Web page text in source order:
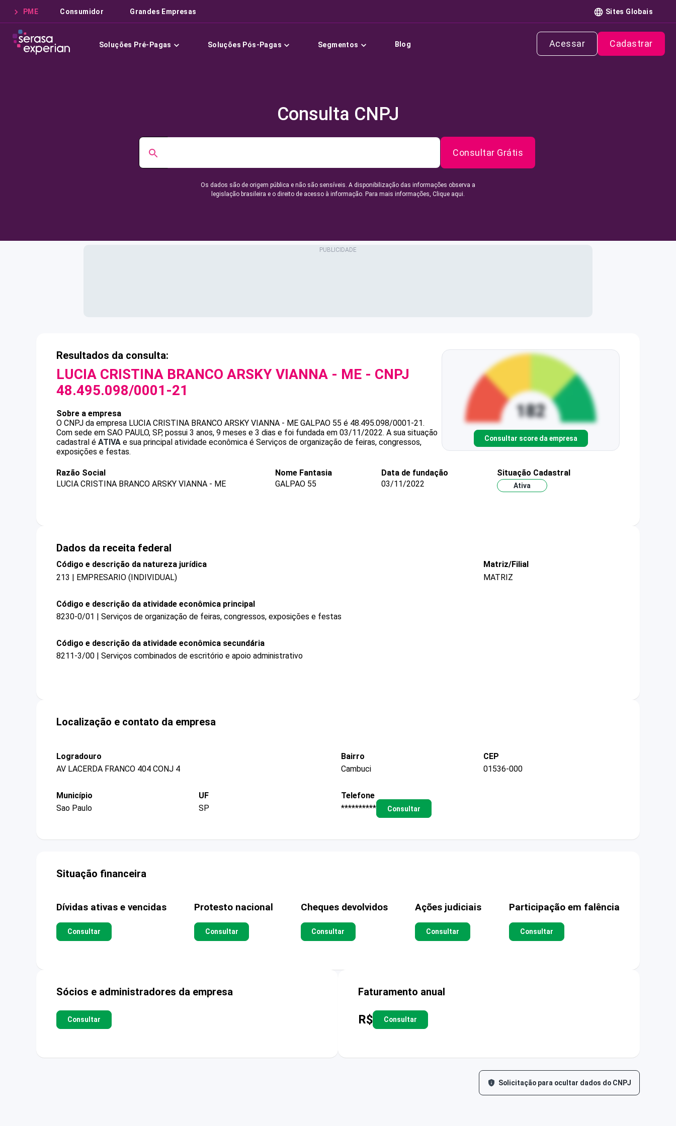
PME Consumidor Grandes Empresas Sites Globais
Soluções Pré-Pagas Soluções Pós-Pagas Segmentos Blog Acessar Cadastrar
Consulta CNPJ
Consultar Grátis
Os dados são de origem pública e não são sensíveis. A disponibilização das informações observa a
legislação brasileira e o direito de acesso à informação. Para mais informações, Clique aqui.
Resultados da consulta:
LUCIA CRISTINA BRANCO ARSKY VIANNA - ME - CNPJ
48.495.098/0001-21
Sobre a empresa
O CNPJ da empresa LUCIA CRISTINA BRANCO ARSKY VIANNA - ME GALPAO 55 é 48.495.098/0001-21.
Com sede em SAO PAULO, SP, possui 3 anos, 9 meses e 3 dias e foi fundada em 03/11/2022. A sua situação
cadastral é ATIVA e sua principal atividade econômica é Serviços de organização de feiras, congressos,
exposições e festas.
Consultar score da empresa
Razão Social
LUCIA CRISTINA BRANCO ARSKY VIANNA - ME
Nome Fantasia
GALPAO 55
Data de fundação
03/11/2022
Situação Cadastral
Ativa
Dados da receita federal
Código e descrição da natureza jurídica
213 | EMPRESARIO (INDIVIDUAL)
Matriz/Filial
MATRIZ
Código e descrição da atividade econômica principal
8230-0/01 | Serviços de organização de feiras, congressos, exposições e festas
Código e descrição da atividade econômica secundária
8211-3/00 | Serviços combinados de escritório e apoio administrativo
Localização e contato da empresa
Logradouro
AV LACERDA FRANCO 404 CONJ 4
Bairro
Cambuci
CEP
01536-000
Município
Sao Paulo
UF
SP
Telefone
**********
Consultar
Situação financeira
Dívidas ativas e vencidas
Consultar
Protesto nacional
Consultar
Cheques devolvidos
Consultar
Ações judiciais
Consultar
Participação em falência
Consultar
Sócios e administradores da empresa
Consultar
Faturamento anual
R$ Consultar
Solicitação para ocultar dados do CNPJ